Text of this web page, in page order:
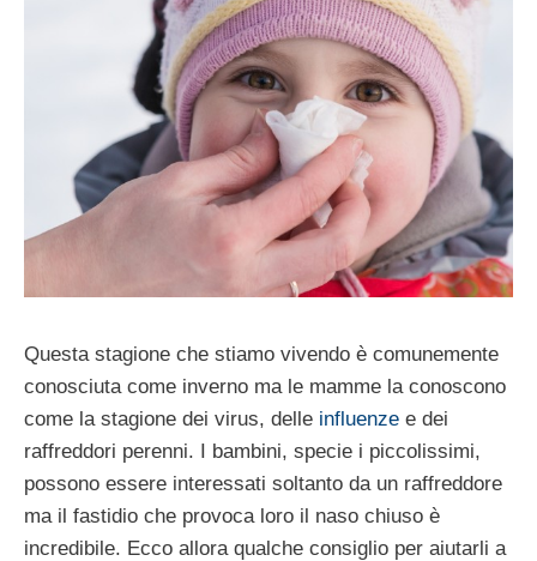
Questa stagione che stiamo vivendo è comunemente
conosciuta come inverno ma le mamme la conoscono
come la stagione dei virus, delle influenze e dei
raffreddori perenni. I bambini, specie i piccolissimi,
possono essere interessati soltanto da un raffreddore
ma il fastidio che provoca loro il naso chiuso è
incredibile. Ecco allora qualche consiglio per aiutarli a